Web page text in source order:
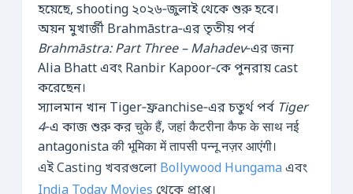
হয়েছে, shooting ২০২৬‑জুলাই থেকে শুরু হবে।
অয়ন মুখার্জী Brahmāstra‑এর তৃতীয় পর্ব
Brahmāstra: Part Three – Mahadev‑এর জন্য
Alia Bhatt এবং Ranbir Kapoor‑কে পুনরায় cast
করেছেন।
স্যালমান খান Tiger‑ফ্রanchise‑এর চতুর্থ পর্ব Tiger
4‑এ কাজ শুরু কর चुके हैं, जहां कैटरीना कैफ के साथ नई
antagonista की भूमिका में तापसी पन्नू नज़र आएंगी।
এই Casting খবরগুলো Bollywood Hungama এবং